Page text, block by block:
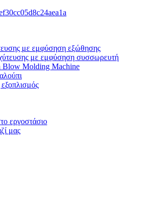
με εμφύσηση εξώθησης
με εμφύσηση συσσωρευτή
Blow Molding Machine
εργοστάσιο
μας